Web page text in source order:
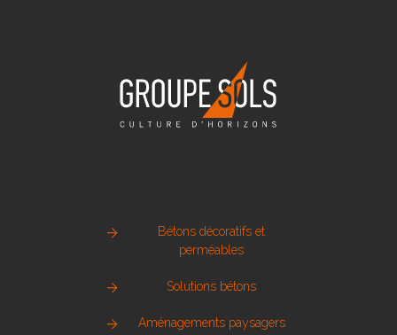
Bétons décoratifs et
perméables
Solutions bétons
Aménagements paysagers